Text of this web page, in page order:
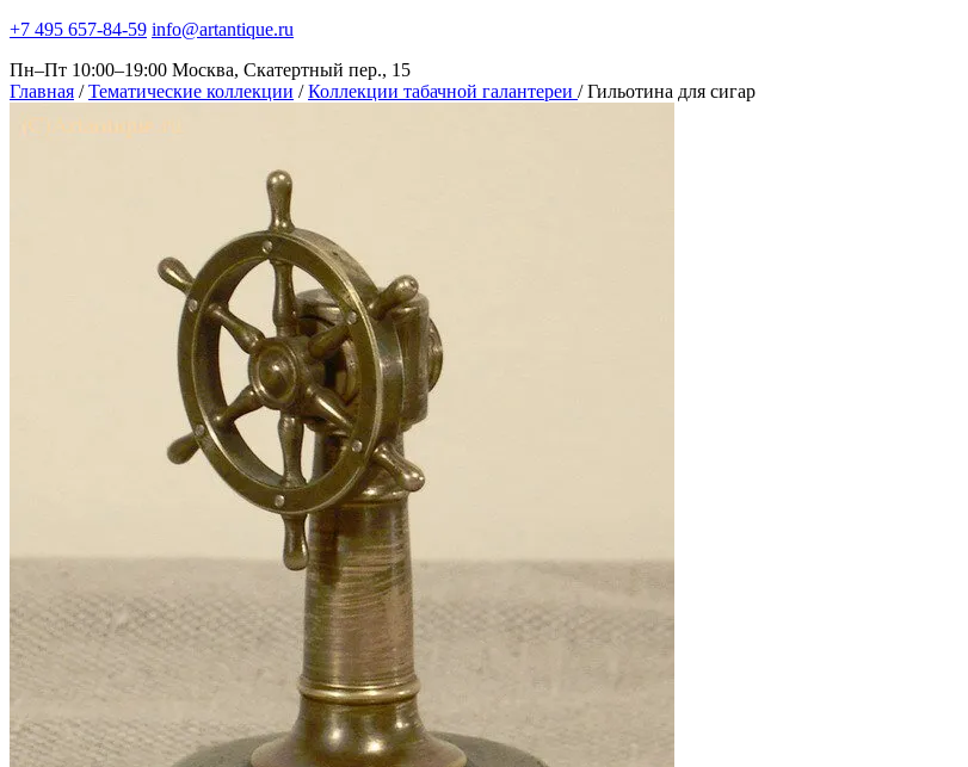
+7 495 657-84-59 info@artantique.ru
Пн–Пт 10:00–19:00 Москва, Скатертный пер., 15
Главная / Тематические коллекции / Коллекции табачной галантереи / Гильотина для сигар